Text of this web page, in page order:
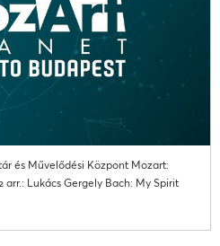
és Művelődési Központ Mozart:
arr.: Lukács Gergely Bach: My Spirit